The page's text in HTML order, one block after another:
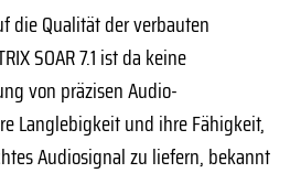
die Qualität der verbauten
SOAR 7.1 ist da keine
von präzisen Audio-
Langlebigkeit und ihre Fähigkeit,
Audiosignal zu liefern, bekannt